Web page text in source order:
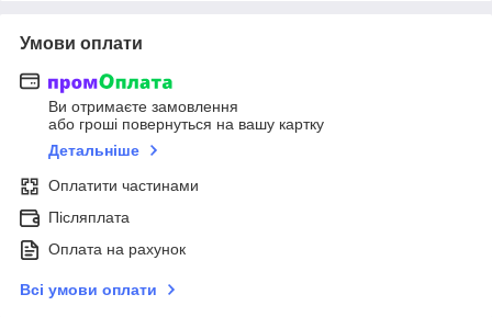
Умови оплати
Ви отримаєте замовлення
або гроші повернуться на вашу картку
Детальніше
Оплатити частинами
Післяплата
Оплата на рахунок
Всі умови оплати